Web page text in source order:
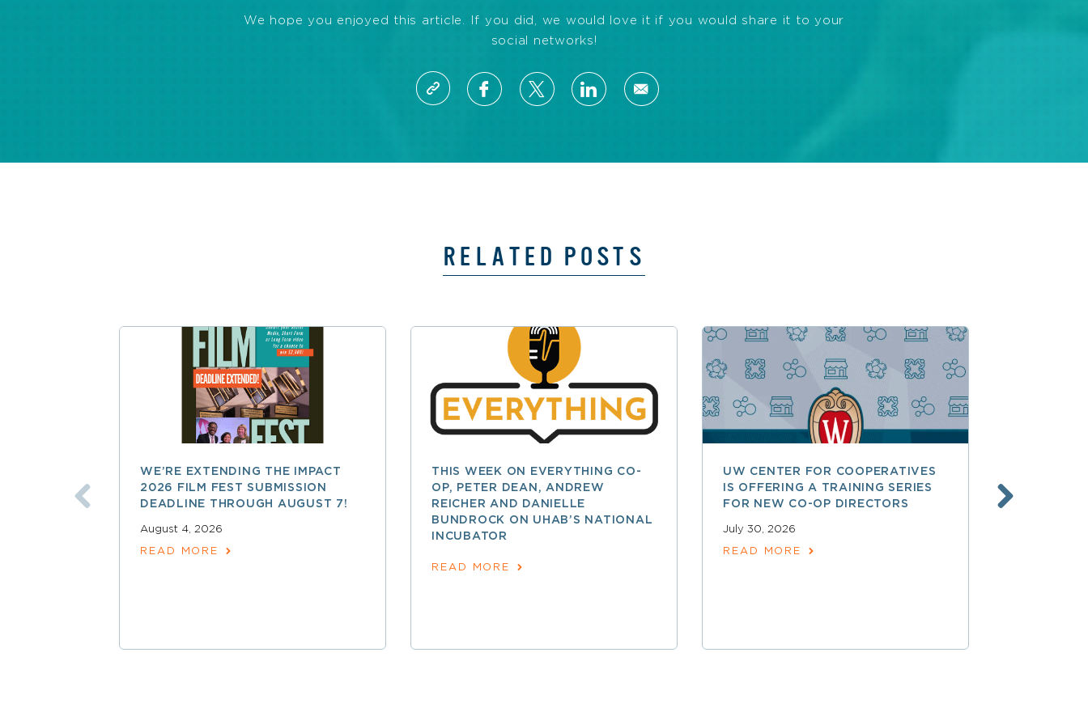
We hope you enjoyed this article. If you did, we would love it if you would share it to your
social networks!
RELATED POSTS
WE’RE EXTENDING THE IMPACT
2026 FILM FEST SUBMISSION
DEADLINE THROUGH AUGUST 7!
August 4, 2026
READ MORE
THIS WEEK ON EVERYTHING CO-
OP, PETER DEAN, ANDREW
REICHER AND DANIELLE
BUNDROCK ON UHAB’S NATIONAL
INCUBATOR
READ MORE
UW CENTER FOR COOPERATIVES
IS OFFERING A TRAINING SERIES
FOR NEW CO-OP DIRECTORS
July 30, 2026
READ MORE